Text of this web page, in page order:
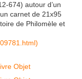
674) autour d’un
carnet de 21x95
de Philomèle et
)